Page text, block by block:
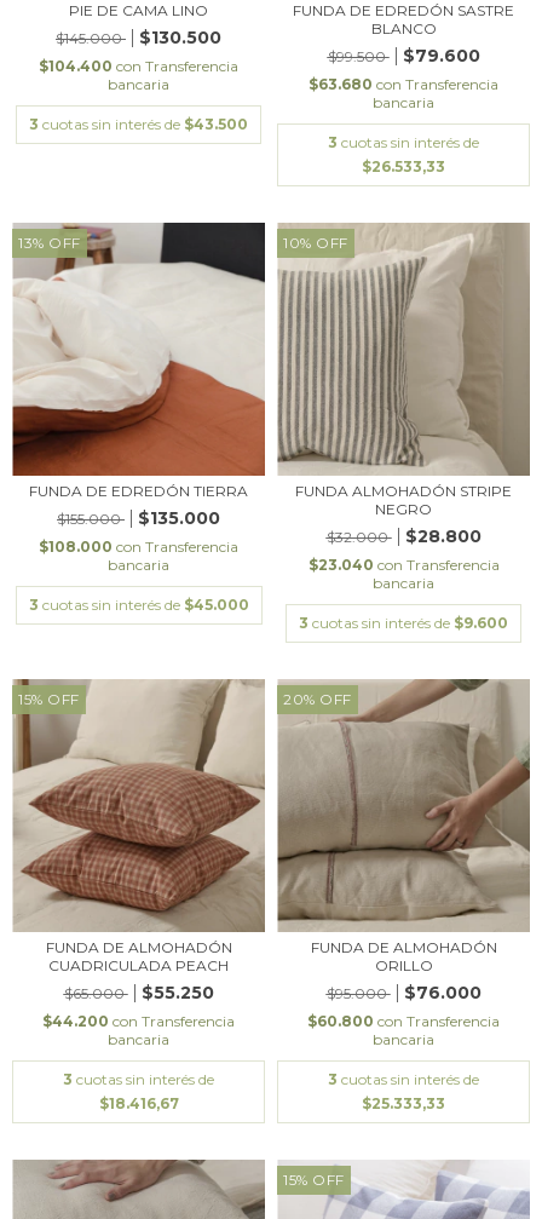
PIE DE CAMA LINO
$145.000
$130.500
$104.400 con Transferencia
bancaria
3 cuotas sin interés de $43.500
FUNDA DE EDREDÓN SASTRE
BLANCO
$99.500
$79.600
$63.680 con Transferencia
bancaria
3 cuotas sin interés de
$26.533,33
13% OFF
FUNDA DE EDREDÓN TIERRA
$155.000
$135.000
$108.000 con Transferencia
bancaria
3 cuotas sin interés de $45.000
10% OFF
FUNDA ALMOHADÓN STRIPE
NEGRO
$32.000
$28.800
$23.040 con Transferencia
bancaria
3 cuotas sin interés de $9.600
15% OFF
FUNDA DE ALMOHADÓN
CUADRICULADA PEACH
$65.000
$55.250
$44.200 con Transferencia
bancaria
3 cuotas sin interés de
$18.416,67
20% OFF
FUNDA DE ALMOHADÓN
ORILLO
$95.000
$76.000
$60.800 con Transferencia
bancaria
3 cuotas sin interés de
$25.333,33
15% OFF